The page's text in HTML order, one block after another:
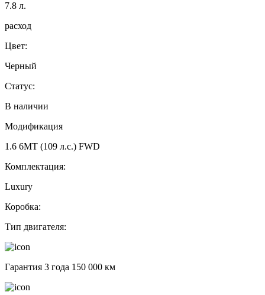
7.8 л.
расход
Цвет:
Черный
Статус:
В наличии
Модификация
1.6 6MT (109 л.с.) FWD
Комплектация:
Luxury
Коробка:
Тип двигателя:
Гарантия 3 года 150 000 км